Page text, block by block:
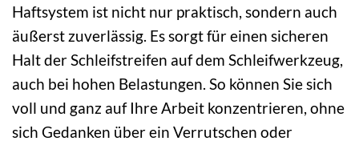
Haftsystem ist nicht nur praktisch, sondern auch
äußerst zuverlässig. Es sorgt für einen sicheren
Halt der Schleifstreifen auf dem Schleifwerkzeug,
auch bei hohen Belastungen. So können Sie sich
voll und ganz auf Ihre Arbeit konzentrieren, ohne
sich Gedanken über ein Verrutschen oder